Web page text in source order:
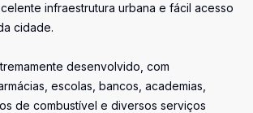
infraestrutura urbana e fácil acesso
cidade.
desenvolvido, com
escolas, bancos, academias,
de combustível e diversos serviços